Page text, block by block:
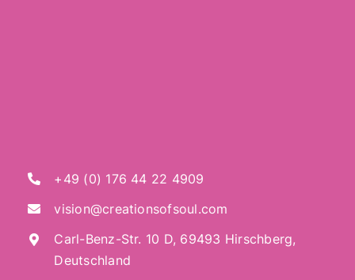
+49 (0) 176 44 22 4909
vision@creationsofsoul.com
Carl-Benz-Str. 10 D, 69493 Hirschberg,
Deutschland